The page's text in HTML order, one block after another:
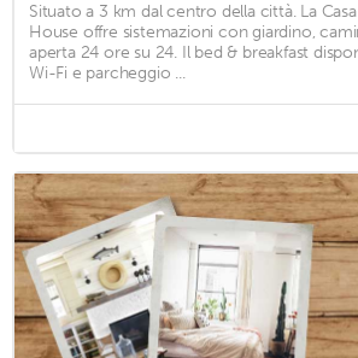
Situato a 3 km dal centro della città. La
House offre sistemazioni con giardino,
aperta 24 ore su 24. Il bed & breakfast
Wi-Fi e parcheggio ...